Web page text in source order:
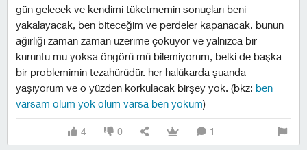
gün gelecek ve kendimi tüketmemin sonuçları beni
yakalayacak, ben biteceğim ve perdeler kapanacak. bunun
ağırlığı zaman zaman üzerime çöküyor ve yalnızca bir
kuruntu mu yoksa öngörü mü bilemiyorum, belki de başka
bir problemimin tezahürüdür. her halükarda şuanda
yaşıyorum ve o yüzden korkulacak birşey yok. (bkz: ben
varsam ölüm yok ölüm varsa ben yokum)
4 0 1